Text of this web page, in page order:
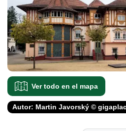
Ver todo en el mapa
Autor: Martin Javorský ©